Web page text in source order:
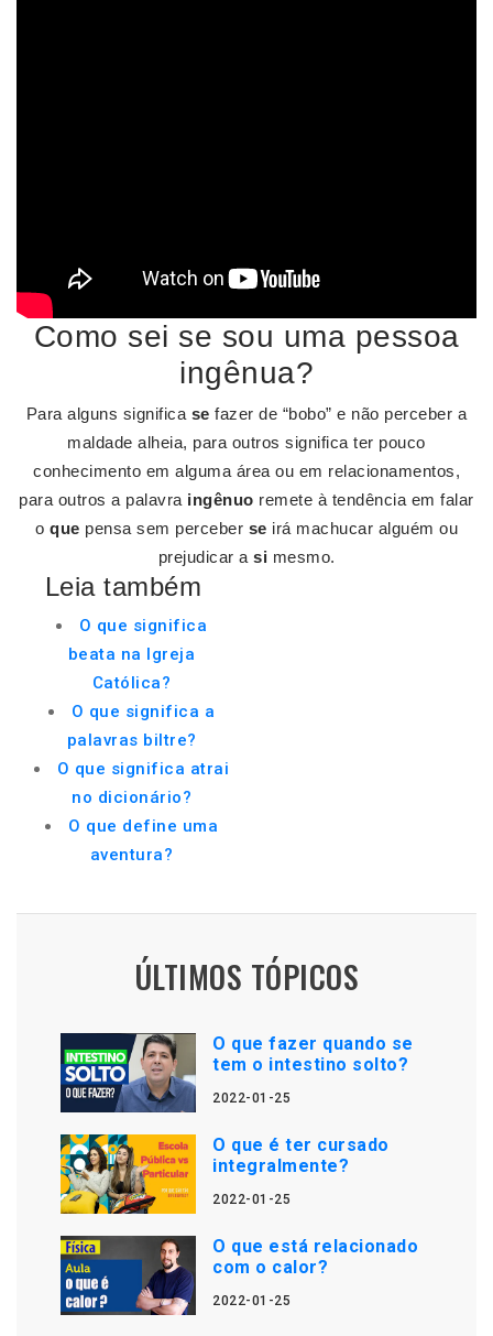
Como sei se sou uma pessoa
ingênua?
Para alguns significa se fazer de “bobo” e não perceber a
maldade alheia, para outros significa ter pouco
conhecimento em alguma área ou em relacionamentos,
para outros a palavra ingênuo remete à tendência em falar
o que pensa sem perceber se irá machucar alguém ou
prejudicar a si mesmo.
Leia também
O que significa
beata na Igreja
Católica?
O que significa a
palavras biltre?
O que significa atrai
no dicionário?
O que define uma
aventura?
ÚLTIMOS TÓPICOS
O que fazer quando se
tem o intestino solto?
2022-01-25
O que é ter cursado
integralmente?
2022-01-25
O que está relacionado
com o calor?
2022-01-25